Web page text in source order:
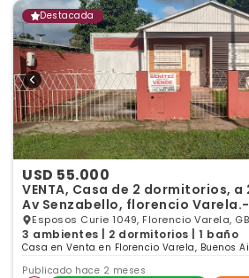
Destacada
USD 55.000
VENTA, Casa de 2 dormitorios,
Av Senzabello, florencio Varela.-
Esposos Curie 1049, Florencio Varela,
3 ambientes | 2 dormitorios | 1 baño
Casa en Venta en Florencio Varela, Buenos
Publicado hace 2 meses